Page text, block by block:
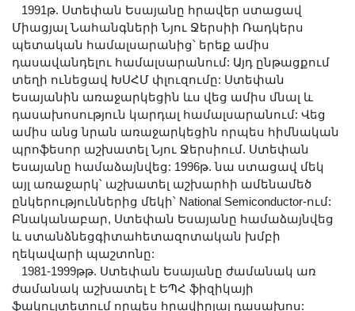
1991թ. Ստեփան Եսայանը հրավեր ստացավ
Միացյալ Նահանգների Նյու Ջերսիի Ռադկերս
պետական համալսարանից՝ երեք ամիս
դասավանդելու համալսարանում: Այդ ընթացքում
տեղի ունեցավ ԽՍՀՄ փլուզումը: Ստեփան
Եսայանին առաջարկեցին ևս վեց ամիս մնալ և
դասախոսություն կարդալ համալսարանում: Վեց
ամիս անց նրան առաջարկեցին որպես հիմնական
պրոֆեսոր աշխատել Նյու Ջերսիում. Ստեփան
Եսայանը համաձայնվեց: 1996թ. նա ստացավ մեկ
այլ առաջարկ՝ աշխատել աշխարհի ամենամեծ
ընկերություններից մեկի՝ National Semiconductor-ում:
Բնականաբար, Ստեփան Եսայանը համաձայնվեց
և ստանձնեցգիտահետազոտական խմբի
ղեկավարի պաշտոնը:
1981-1999թթ. Ստեփան Եսայանը ժամանակ առ
ժամանակ աշխատել է ԵՊՀ ֆիզիկայի
ֆակուլտետում որպես հրավիրյալ դասախոս: